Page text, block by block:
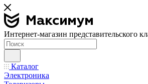
Интернет-магазин представительского
Каталог
Электроника